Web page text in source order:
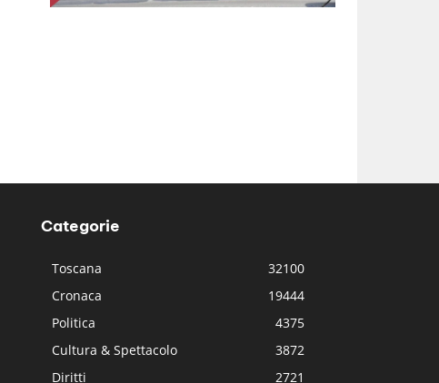
Categorie
Toscana
32100
Cronaca
19444
Politica
4375
Cultura & Spettacolo
3872
Diritti
2721